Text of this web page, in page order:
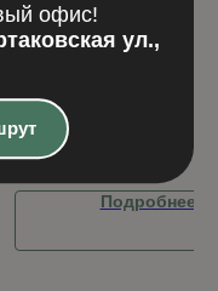
Подробнее
офис!
ул.,